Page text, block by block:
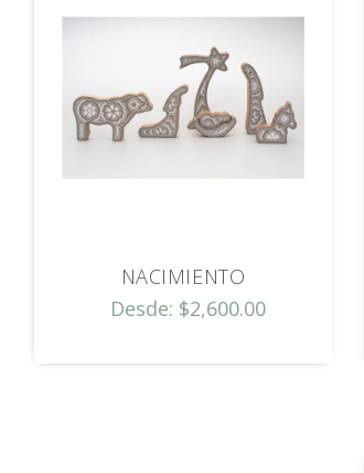
NACIMIENTO
Desde: $2,600.00